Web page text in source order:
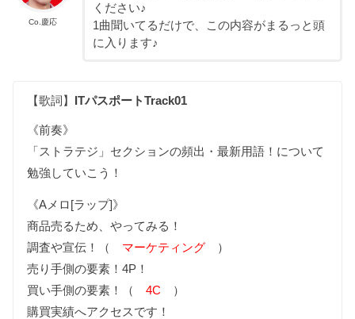
Co.慶応
ください♪
1曲聞いてるだけで、この内容がまるっと頭
に入ります♪
【歌詞】 ITパスポートTrack01
《前奏》
「ストラテジ」セクションの頻出・最新用語！について
勉強していこう！
《Aメロ[ラップ]》
商品売るため、やってみる！
調査や宣伝！（ マーケティング ）
売り手側の要素！4P！
買い手側の要素！（4C ）
購買実績へアクセスです！